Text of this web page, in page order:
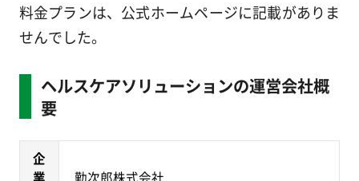
料金プランは、公式ホームページに記載がありま
せんでした。
ヘルスケアソリューションの運営会社概
要
企
業
勤次郎株式会社